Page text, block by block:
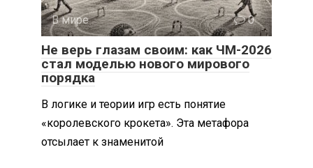
В мире 0
Не верь глазам своим: как ЧМ-2026
стал моделью нового мирового
порядка
В логике и теории игр есть понятие
«королевского крокета». Эта метафора
отсылает к знаменитой